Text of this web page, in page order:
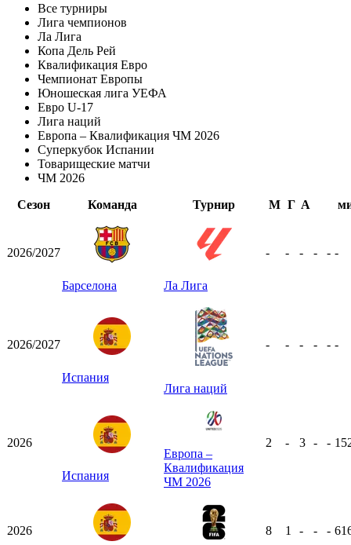
Все турниры
Лига чемпионов
Ла Лига
Копа Дель Рей
Квалификация Евро
Чемпионат Европы
Юношеская лига УЕФА
Евро U-17
Лига наций
Европа – Квалификация ЧМ 2026
Суперкубок Испании
Товарищеские матчи
ЧМ 2026
Сезон
Команда Турнир М Г А
2026/2027
Барселона Ла Лига
- - - - - -
2026/2027
Испания
Лига наций
- - - - - -
2026
Испания
Европа –
Квалификация
ЧМ 2026
2 - 3 - -
2026 8 1 - - -